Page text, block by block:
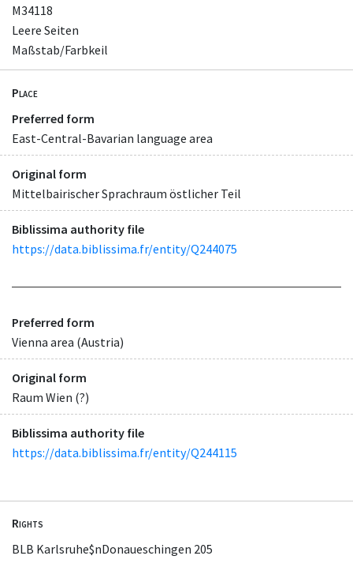
M34118
Leere Seiten
Maßstab/Farbkeil
Place
Preferred form
East-Central-Bavarian language area
Original form
Mittelbairischer Sprachraum östlicher Teil
Biblissima authority file
https://data.biblissima.fr/entity/Q244075
Preferred form
Vienna area (Austria)
Original form
Raum Wien (?)
Biblissima authority file
https://data.biblissima.fr/entity/Q244115
Rights
BLB Karlsruhe$nDonaueschingen 205